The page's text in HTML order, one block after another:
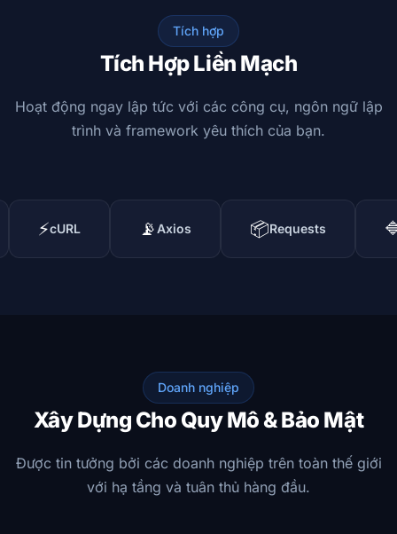
Tích hợp
Tích Hợp Liền Mạch
Hoạt động ngay lập tức với các công cụ, ngôn ngữ lập
trình và framework yêu thích của bạn.
📡 📦 Requests 🔷
Doanh nghiệp
Xây Dựng Cho Quy Mô & Bảo Mật
Được tin tưởng bởi các doanh nghiệp trên toàn thế giới
với hạ tầng và tuân thủ hàng đầu.